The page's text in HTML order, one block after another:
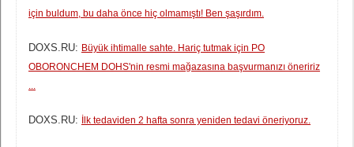
için buldum, bu daha önce hiç olmamıştı! Ben şaşırdım.
DOXS.RU: Büyük ihtimalle sahte. Hariç tutmak için PO
OBORONCHEM DOHS'nin resmi mağazasına başvurmanızı öneririz
...
DOXS.RU: İlk tedaviden 2 hafta sonra yeniden tedavi öneriyoruz.